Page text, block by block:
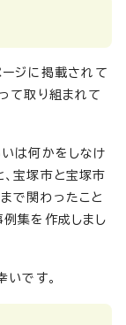
ージに掲載されて
て取り組まれて
は何かをしなけ
宝塚市と宝塚市
で関わったこと
集を作成しまし
いです。